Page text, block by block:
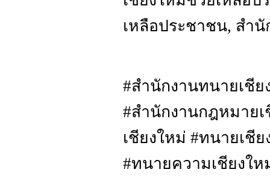
เหลือประชาชน, สำ
#สำนักงานทนายเชี
#สำนักงานกฎหมายเ
เชียงใหม่ #ทนายเชี
#ทนายความเชียงให